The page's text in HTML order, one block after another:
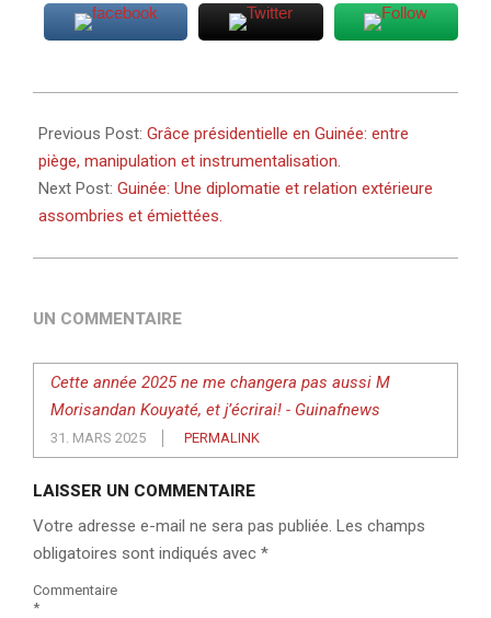
03-
31
Previous Post: Grâce présidentielle en Guinée: entre
piège, manipulation et instrumentalisation.
Next Post: Guinée: Une diplomatie et relation extérieure
assombries et émiettées.
UN COMMENTAIRE
Cette année 2025 ne me changera pas aussi M
Morisandan Kouyaté, et j’écrirai! - Guinafnews
31. MARS 2025 PERMALINK
LAISSER UN COMMENTAIRE
Votre adresse e-mail ne sera pas publiée. Les champs
obligatoires sont indiqués avec *
Commentaire
*